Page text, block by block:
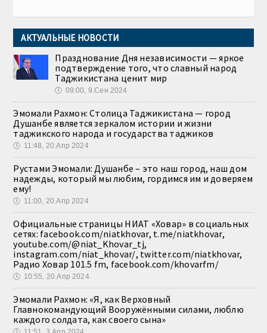
АКТУАЛЬНЫЕ НОВОСТИ
Празднование Дня независимости — яркое
подтверждение того, что славный народ
Таджикистана ценит мир
🕔 09:00, 9.Сен 2024
Эмомали Рахмон: Столица Таджикистана — город
Душанбе является зеркалом истории и жизни
таджикского народа и государства таджиков
🕔 11:48, 20.Апр 2024
Рустами Эмомали: Душанбе – это наш город, наш дом
надежды, который мы любим, гордимся им и доверяем
ему!
🕔 11:00, 20.Апр 2024
Официальные страницы НИАТ «Ховар» в социальных
сетях: facebook.com/niatkhovar, t.me/niatkhovar,
youtube.com/@niat_Khovar_tj,
instagram.com/niat_khovar/, twitter.com/niatkhovar,
Радио Ховар 101.5 fm, facebook.com/khovarfm/
🕔 10:55, 20.Апр 2024
Эмомали Рахмон: «Я, как Верховный
Главнокомандующий Вооружёнными силами, люблю
каждого солдата, как своего сына»